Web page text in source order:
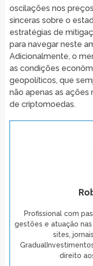
oscilações nos
sinceras sobre o
estratégias de
para navegar neste
Adicionalmente, o
as condições
geopolíticos, que
não apenas as
de criptomoedas.
Profissional com
gestões e atuação
sites,
direito